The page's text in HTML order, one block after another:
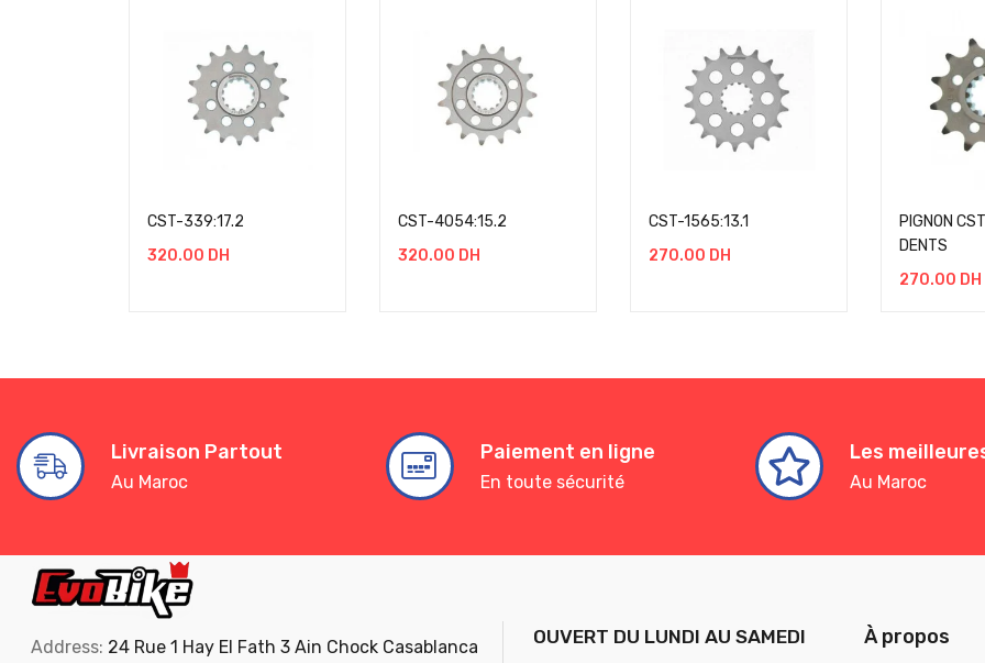
CST-339:17.2
320.00 DH
CST-4054:15.2
320.00 DH
CST-1565:13.1
270.00 DH
PIGNON
DENTS
270.00 DH
Livraison Partout
Au Maroc
Paiement en ligne
En toute sécurité
Les
Au Maroc
Address: 24 Rue 1 Hay El Fath 3 Ain Chock Casablanca
OUVERT DU LUNDI AU SAMEDI À propos